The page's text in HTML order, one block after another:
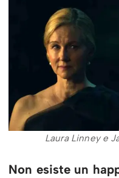
Laura Linney e
Non esiste un